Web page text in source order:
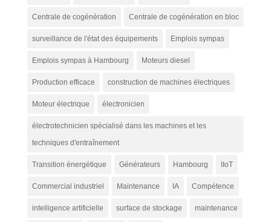
Centrale de cogénération Centrale de cogénération en bloc
surveillance de l'état des équipements Emplois sympas
Emplois sympas à Hambourg Moteurs diesel
Production efficace construction de machines électriques
Moteur électrique électronicien
électrotechnicien spécialisé dans les machines et les
techniques d'entraînement
Transition énergétique Générateurs Hambourg IIoT
Commercial industriel Maintenance IA Compétence
intelligence artificielle surface de stockage maintenance